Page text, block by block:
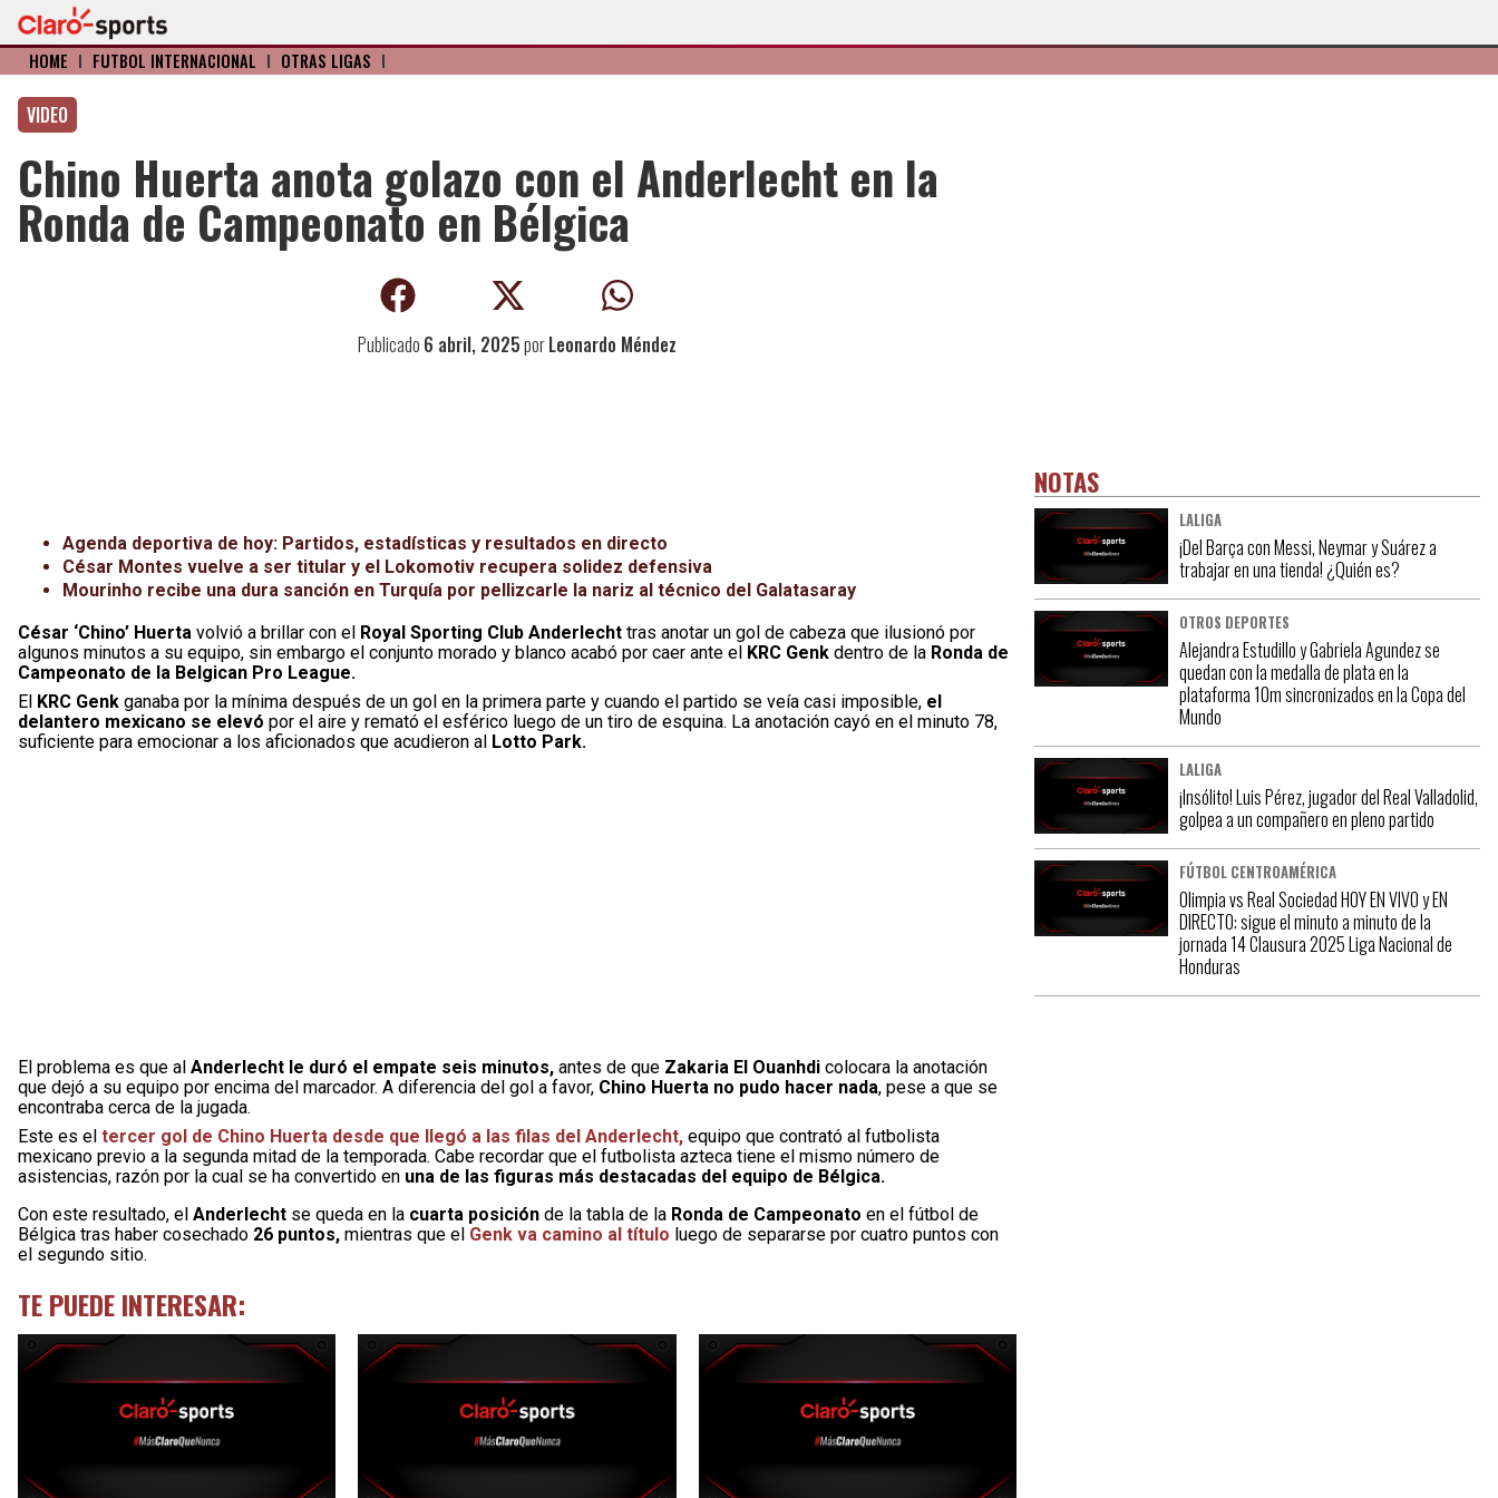
HOME I FÚTBOL INTERNACIONAL I OTRAS LIGAS I
VIDEO
Chino Huerta anota golazo con el Anderlecht en la
Ronda de Campeonato en Bélgica
Publicado 6 abril, 2025porLeonardo Méndez
Agenda deportiva de hoy: Partidos, estadísticas y resultados en directo
César Montes vuelve a ser titular y el Lokomotiv recupera solidez defensiva
Mourinho recibe una dura sanción en Turquía por pellizcarle la nariz al técnico del Galatasaray
César ‘Chino’ Huerta volvió a brillar con el Royal Sporting Club Anderlecht tras anotar un gol de cabeza que ilusionó por
algunos minutos a su equipo, sin embargo el conjunto morado y blanco acabó por caer ante el KRC Genk dentro de la Ronda de
Campeonato de la Belgican Pro League.
El KRC Genk ganaba por la mínima después de un gol en la primera parte y cuando el partido se veía casi imposible, el
delantero mexicano se elevó por el aire y remató el esférico luego de un tiro de esquina. La anotación cayó en el minuto 78,
suficiente para emocionar a los aficionados que acudieron al Lotto Park.
El problema es que al Anderlecht le duró el empate seis minutos, antes de que Zakaria El Ouanhdi colocara la anotación
que dejó a su equipo por encima del marcador. A diferencia del gol a favor, Chino Huerta no pudo hacer nada, pese a que se
encontraba cerca de la jugada.
Este es el tercer gol de Chino Huerta desde que llegó a las filas del Anderlecht, equipo que contrató al futbolista
mexicano previo a la segunda mitad de la temporada. Cabe recordar que el futbolista azteca tiene el mismo número de
asistencias, razón por la cual se ha convertido en una de las figuras más destacadas del equipo de Bélgica.
Con este resultado, el Anderlecht se queda en la cuarta posición de la tabla de la Ronda de Campeonato en el fútbol de
Bélgica tras haber cosechado 26 puntos, mientras que el Genk va camino al título luego de separarse por cuatro puntos con
el segundo sitio.
TE PUEDE INTERESAR:
NOTAS
LALIGA
¡Del Barça con Messi, Neymar y Suárez a
trabajar en una tienda! ¿Quién es?
OTROS DEPORTES
Alejandra Estudillo y Gabriela Agundez se
quedan con la medalla de plata en la
plataforma 10m sincronizados en la Copa del
Mundo
LALIGA
¡Insólito! Luis Pérez, jugador del Real Valladolid,
golpea a un compañero en pleno partido
FÚTBOL CENTROAMÉRICA
Olimpia vs Real Sociedad HOY EN VIVO y EN
DIRECTO: sigue el minuto a minuto de la
jornada 14 Clausura 2025 Liga Nacional de
Honduras